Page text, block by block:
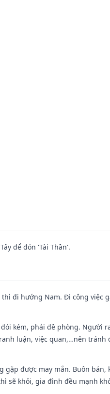
để đón 'Tài Thần'.
đi hướng Nam. Đi công việc
kém, phải đề phòng. Người
luận, việc quan,…nên tránh
gặp được may mắn. Buôn
sẽ khỏi, gia đình đều mạnh